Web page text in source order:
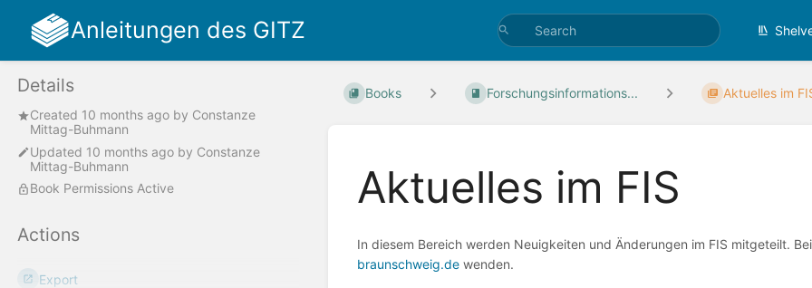
Anleitungen des GITZ
Details
Created 10 months ago by Constanze
Mittag-Buhmann
Updated 10 months ago by Constanze
Mittag-Buhmann
Book Permissions Active
Actions
Export
Books Forschungsinformations... Aktuelles im
Aktuelles im FIS
In diesem Bereich werden Neuigkeiten und Änderungen im FIS mitgeteilt.
braunschweig.dewenden.